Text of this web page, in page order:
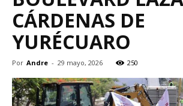
CÁRDENAS DE
YURÉCUARO
Por Andre - 29 mayo, 2026 250